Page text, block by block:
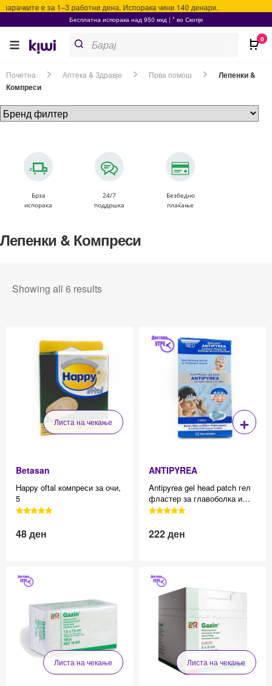
е за 1–3 работни дена. Испорака чини 140 денари.
Бесплатна испорака над 950 мкд | * во Скопје
search
Почетна Аптека & Здравје Прва помош
Лепенки &
Компреси
Брза
испорака
24/7
поддршка
Безбедно
плаќање
Лепенки & Компреси
Showing all 6 results
Листа на чекање
Betasan
Happy oftal компреси за очи,
5
3040 Reviews, 4.7 average
Effective price 12.83
48ден
+
ANTIPYREA
Antipyrea gel head patch гел
фластер за главоболка и
температура, 3
3040 Reviews, 4.7 average
Effective price 12.83
222ден
Листа на чекање Листа на чекање
0